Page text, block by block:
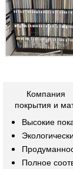
Компания
покрытия и
Высокие
Полное